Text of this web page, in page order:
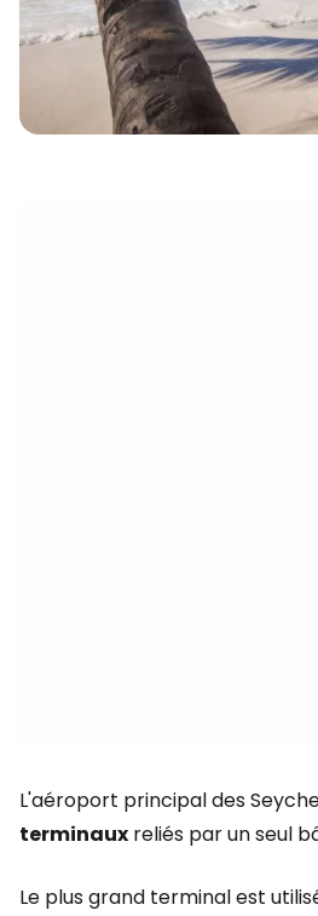
L'aéroport principal des
terminaux reliés par un seul
Le plus grand terminal est